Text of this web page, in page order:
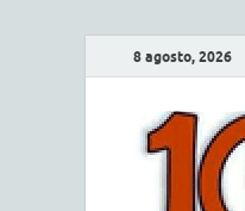
8 agosto, 2026